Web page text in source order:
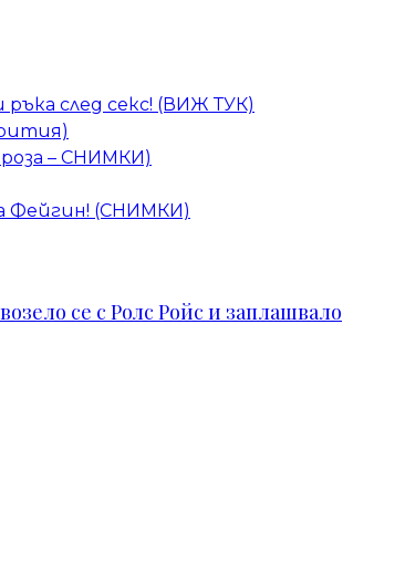
след секс! (ВИЖ ТУК)
– СНИМКИ)
Фейгин! (СНИМКИ)
се с Ролс Ройс и заплашвало